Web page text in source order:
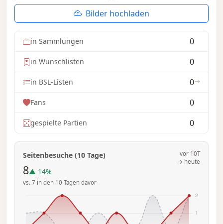
Bilder hochladen
in Sammlungen 0
in Wunschlisten 0
in BSL-Listen 0
Fans 0
gespielte Partien 0
Seitenbesuche (10 Tage)
8▲ 14%
vs. 7 in den 10 Tagen davor
vor 10T
→ heute